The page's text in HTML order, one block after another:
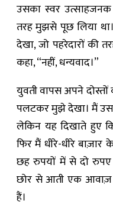
उसका स्वर
तरह मुझसे पूछ लिया
देखा, जो पहरेदारों
कहा, “नहीं, धन्यवाद।”
युवती वापस अपने
पलटकर मुझे देखा। मैं
लेकिन यह दिखाते हुए
फिर मैं धीरे-धीरे
छह रुपयों में से दो
छोर से आती एक आवाज़
हैं।